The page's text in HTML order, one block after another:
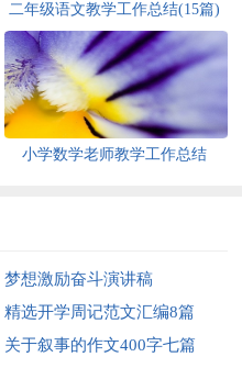
二年级语文教学工作总结(15篇)
小学数学老师教学工作总结
梦想激励奋斗演讲稿
精选开学周记范文汇编8篇
关于叙事的作文400字七篇